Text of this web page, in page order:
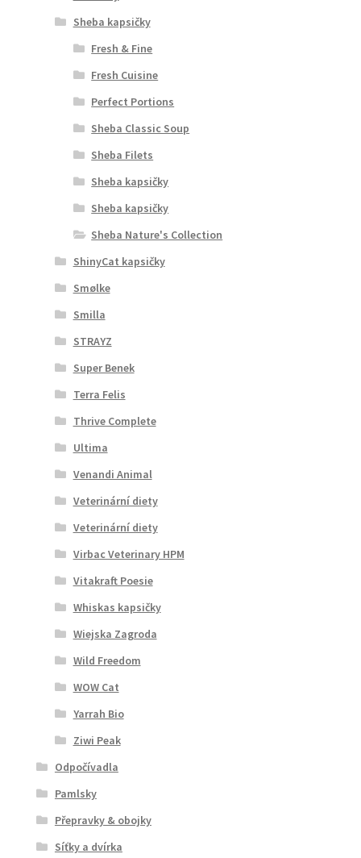
Sheba kapsičky
Fresh & Fine
Fresh Cuisine
Perfect Portions
Sheba Classic Soup
Sheba Filets
Sheba kapsičky
Sheba kapsičky
Sheba Nature's Collection
ShinyCat kapsičky
Smølke
Smilla
STRAYZ
Super Benek
Terra Felis
Thrive Complete
Ultima
Venandi Animal
Veterinární diety
Veterinární diety
Virbac Veterinary HPM
Vitakraft Poesie
Whiskas kapsičky
Wiejska Zagroda
Wild Freedom
WOW Cat
Yarrah Bio
Ziwi Peak
Odpočívadla
Pamlsky
Přepravky & obojky
Síťky a dvírka